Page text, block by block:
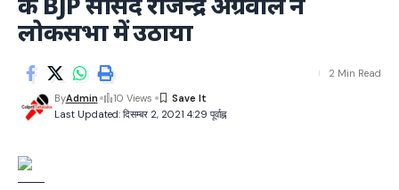
लोकसभा में उठाया
Last Updated: दिसम्बर 2, 2021 4:29 पूर्वाह्न
ByAdmin 10 Views
2 Min Read